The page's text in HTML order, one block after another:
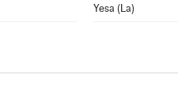
Yesa (La)